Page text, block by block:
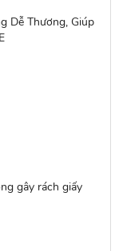
Dễ Thương, Giúp
gây rách giấy